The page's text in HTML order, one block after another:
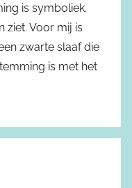
is symboliek.
ziet. Voor mij is
zwarte slaaf die
is met het